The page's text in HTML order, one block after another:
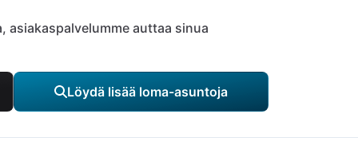
auttaa sinua
Löydä lisää loma-asuntoja